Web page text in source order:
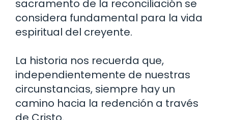
sacramento de la reconciliación se
considera fundamental para la vida
espiritual del creyente.
La historia nos recuerda que,
independientemente de nuestras
circunstancias, siempre hay un
camino hacia la redención a través